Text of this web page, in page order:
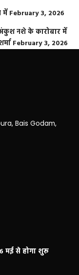
में February 3, 2026
अंकुश नशे के कारोबार में
February 3, 2026
Bais Godam,
मई से होगा शुरू